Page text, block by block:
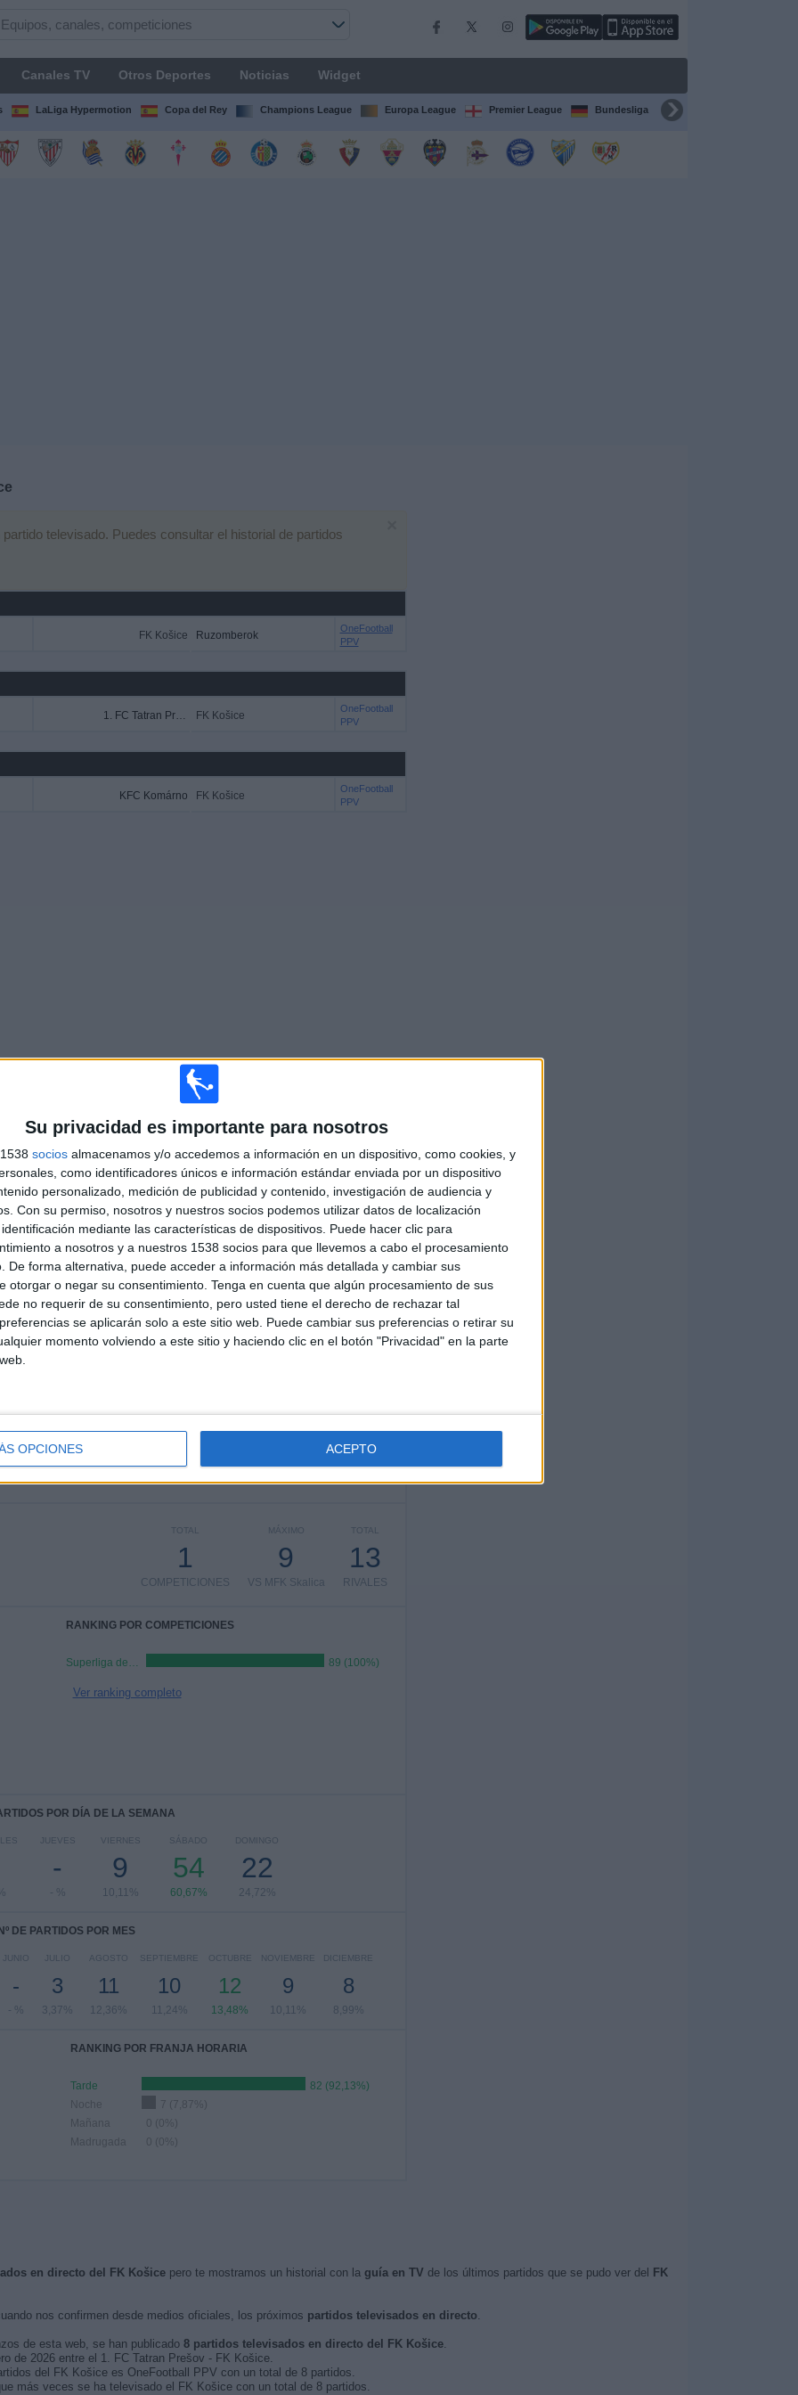
Su privacidad es importante para nosotros
socios almacenamos y/o accedemos a información en un dispositivo, como cookies, y
como identificadores únicos e información estándar enviada por un dispositivo
personalizado, medición de publicidad y contenido, investigación de audiencia y
Con su permiso, nosotros y nuestros socios podemos utilizar datos de localización
mediante las características de dispositivos. Puede hacer clic para
a nosotros y a nuestros 1538 socios para que llevemos a cabo el procesamiento
De forma alternativa, puede acceder a información más detallada y cambiar sus
otorgar o negar su consentimiento. Tenga en cuenta que algún procesamiento de sus
no requerir de su consentimiento, pero usted tiene el derecho de rechazar tal
se aplicarán solo a este sitio web. Puede cambiar sus preferencias o retirar su
momento volviendo a este sitio y haciendo clic en el botón "Privacidad" en la parte
OPCIONES ACEPTO
Canales TV Otros Deportes Noticias Widget
LaLiga Hypermotion Copa del Rey Champions League Europa League Premier League Bundesliga Supercopa de España
televisado. Puedes consultar el historial de partidos
FK Košice Ruzomberok
OneFootball
PPV
1. FC Tatran Prešov FK Košice
OneFootball
PPV
KFC Komárno FK Košice
OneFootball
PPV
EN TELEVISIÓN EN ESPAÑA
los datos estadísticos de cuándo y dónde se televisan los partidos deFútboldel
dar los siguientes datos:
94,38%
MFK Zemplín Michalovce - FK Košice
28/02/2026 Superliga de Eslovaquia por
OneFootball PPV, OneFootball
2
CANALES TV
160
GRATUÍTO
5
DE PAGO
TOTAL
13
RIVALES
MÁXIMO
9
VS MFK Skalica
TOTAL
1
COMPETICIONES
RANKING POR COMPETICIONES
Superliga de Eslovaquia 89 (100%)
Ver ranking completo
POR DÍA DE LA SEMANA
JUEVES
-
- %
VIERNES
9
10,11%
SÁBADO
54
60,67%
DOMINGO
22
24,72%
Nº DE PARTIDOS POR MES
JUNIO
-
- %
JULIO
3
3,37%
AGOSTO
11
12,36%
SEPTIEMBRE
10
11,24%
OCTUBRE
12
13,48%
NOVIEMBRE
9
10,11%
DICIEMBRE
8
8,99%
RANKING POR FRANJA HORARIA
Tarde
82 (92,13%)
Noche
7 (7,87%)
Mañana
0 (0%)
Madrugada
0 (0%)
en directo del FK Košicepero te mostramos un historial con la guía en TV de los últimos partidos que se pudo ver del
FK
nos confirmen desde medios oficiales, los próximos partidos televisados en directo.
de esta web, se han publicado 8 partidos televisados en directo del FK Košice.
de 2026 entre el 1. FC Tatran Prešov - FK Košice.
del FK Košice es OneFootball PPV con un total de 8 partidos.
más veces se ha televisado el FK Košice con un total de 8 partidos.